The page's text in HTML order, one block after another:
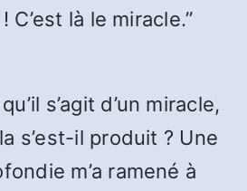
là le miracle.”
s’agit d’un miracle,
s’est-il produit ? Une
m’a ramené à